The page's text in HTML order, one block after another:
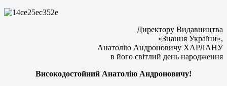
Директору Видавництва
«Знання України»,
Анатолію Андроновичу ХАРЛАНУ
в його світлий день народження
Високодостойний Анатолію Андроновичу!